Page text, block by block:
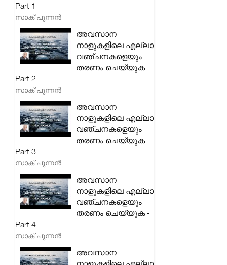
Part 1
സാക് പുന്നൻ
അവസാന
നാളുകളിലെ എല്ലാ
വഞ്ചനകളെയും
തരണം ചെയ്യുക -
Part 2
സാക് പുന്നൻ
അവസാന
നാളുകളിലെ എല്ലാ
വഞ്ചനകളെയും
തരണം ചെയ്യുക -
Part 3
സാക് പുന്നൻ
അവസാന
നാളുകളിലെ എല്ലാ
വഞ്ചനകളെയും
തരണം ചെയ്യുക -
Part 4
സാക് പുന്നൻ
അവസാന